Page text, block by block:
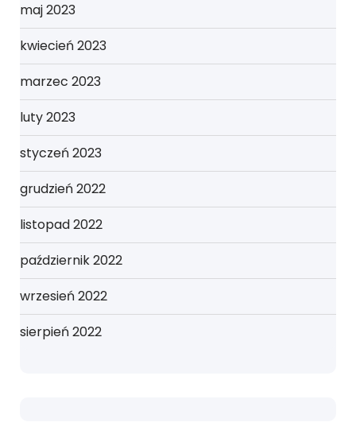
maj 2023
kwiecień 2023
marzec 2023
luty 2023
styczeń 2023
grudzień 2022
listopad 2022
październik 2022
wrzesień 2022
sierpień 2022